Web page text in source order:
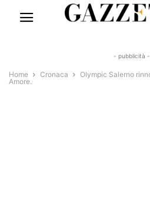
- pubblicità -
Home Cronaca
Olympic Salerno
Amore.